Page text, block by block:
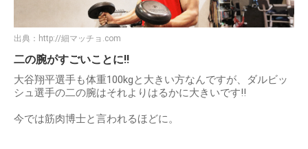
出典： http://細マッチョ.com
二の腕がすごいことに!!
大谷翔平選手も体重100kgと大きい方なんですが、ダルビッ
シュ選手の二の腕はそれよりはるかに大きいです!!
今では筋肉博士と言われるほどに。